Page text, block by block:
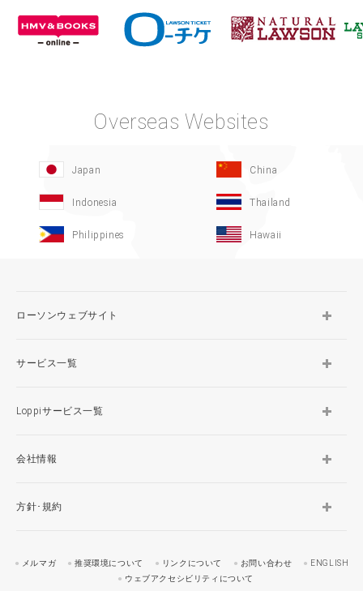
Overseas Websites
Japan China
Indonesia Thailand
Philippines Hawaii
ローソンウェブサイト
サービス一覧
Loppiサービス一覧
会社情報
方針･規約
メルマガ 推奨環境について リンクについて お問い合わせ
ENGLISH
ウェブアクセシビリティについて